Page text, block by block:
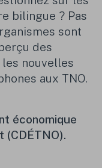
bilingue ? Pas
sont
des
nouvelles
aux TNO.
économique
(CDÉTNO).